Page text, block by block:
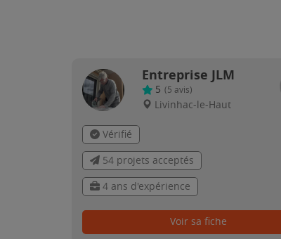
Entreprise JLM
5 (5 avis)
Livinhac-le-Haut
Vérifié
54 projets acceptés
4 ans d'expérience
Voir sa fiche